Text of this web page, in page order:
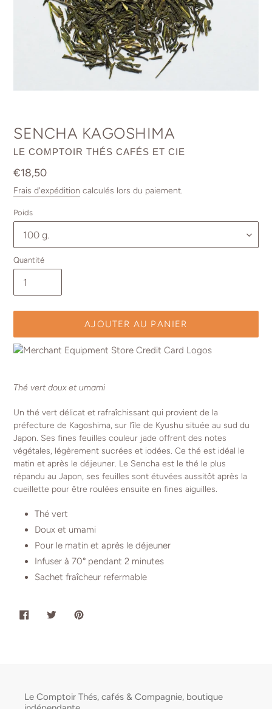
SENCHA KAGOSHIMA
DISTRIBUTEUR
LE COMPTOIR THÉS CAFÉS ET CIE
Prix
normal
€18,50
Frais d'expédition calculés lors du paiement.
Poids
Quantité
AJOUTER AU PANIER
panier
Thé vert doux et umami
Un thé vert délicat et rafraîchissant qui provient de la
préfecture de Kagoshima, sur l’île de Kyushu située au sud du
Japon. Ses fines feuilles couleur jade offrent des notes
végétales, légèrement sucrées et iodées. Ce thé est idéal le
matin et après le déjeuner. Le Sencha est le thé le plus
répandu au Japon, ses feuilles sont étuvées aussitôt après la
cueillette pour être roulées ensuite en fines aiguilles.
Thé vert
Doux et umami
Pour le matin et après le déjeuner
Infuser à 70° pendant 2 minutes
Sachet fraîcheur refermable
PARTAGERTWEETER
Le Comptoir Thés, cafés & Compagnie, boutique